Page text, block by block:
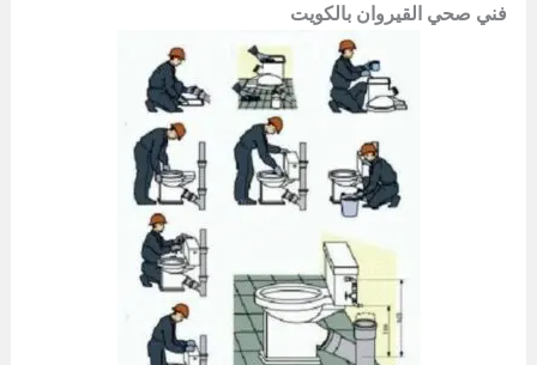
فني صحي القيروان بالكويت